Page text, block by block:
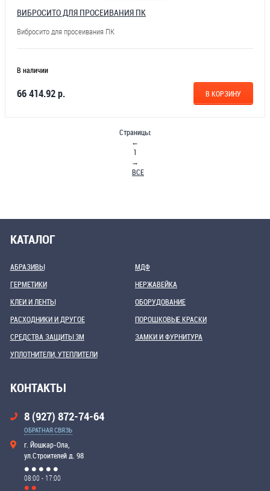
ВИБРОСИТО ДЛЯ ПРОСЕИВАНИЯ ПК
Вибросито для просеивания ПК
В наличии
66 414.92 р. В КОРЗИНУ
Страницы:
←
1
→
ВСЕ
КАТАЛОГ
АБРАЗИВЫ
ГЕРМЕТИКИ
КЛЕИ И ЛЕНТЫ
МДФ
НЕРЖАВЕЙКА
ОБОРУДОВАНИЕ
РАСХОДНИКИ И ДРУГОЕ
СРЕДСТВА ЗАЩИТЫ 3М
УПЛОТНИТЕЛИ, УТЕПЛИТЕЛИ
ПОРОШКОВЫЕ КРАСКИ
ЗАМКИ И ФУРНИТУРА
КОНТАКТЫ
8 (927) 872-74-64
ОБРАТНАЯ СВЯЗЬ
г. Йошкар-Ола,
ул.Строителей д. 98
08:00 - 17:00